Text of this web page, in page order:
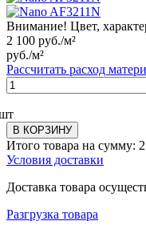
Внимание! Цвет,
2 100 руб./м²
руб./м²
Рассчитать расход
В КОРЗИНУ
Итого товара на сумму:
Условия доставки
Доставка товара
Разгрузка товара